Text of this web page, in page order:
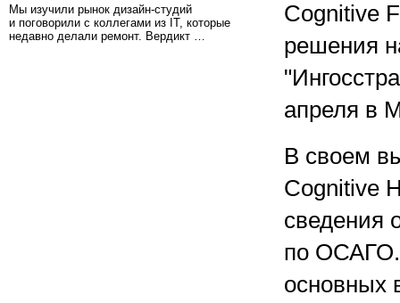
Мы изучили рынок дизайн-студий
и поговорили с коллегами из IT, которые
недавно делали ремонт. Вердикт …
Cognitive
решения
апреля в
В своем
Cognitive
сведения
по ОСАГО.
основных